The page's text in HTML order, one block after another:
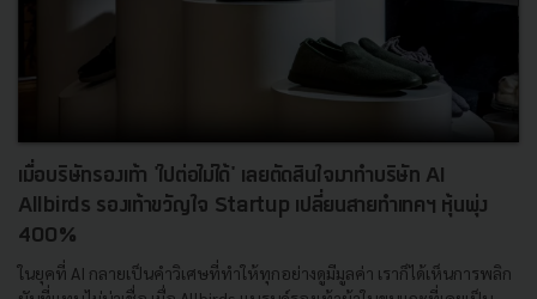
เมื่อบริษัทรองเท้า 'ไปต่อไม่ได้' เลยตัดสินใจมาทำบริษัท AI
Allbirds รองเท้าขวัญใจ Startup เปลี่ยนสายทำเทคฯ หุ้นพุ่ง
400%
ในยุคที่ AI กลายเป็นคำวิเศษที่ทำให้ทุกอย่างดูมีมูลค่า เราก็ได้เห็นการพลิก